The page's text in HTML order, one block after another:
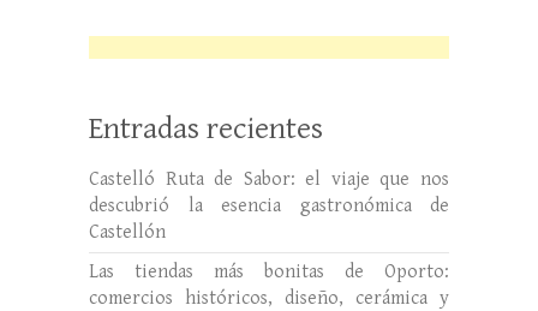
Entradas recientes
Castelló Ruta de Sabor: el viaje que nos
descubrió la esencia gastronómica de
Castellón
Las tiendas más bonitas de Oporto:
comercios históricos, diseño, cerámica y